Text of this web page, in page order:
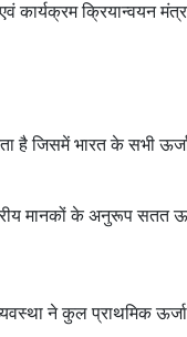
कार्यक्रम क्रियान्वयन
जिसमें भारत के सभी ऊर्जा
मानकों के अनुरूप सतत
नेकुल प्राथमिक